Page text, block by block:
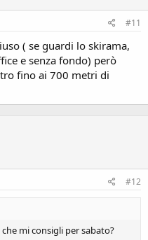
#11
( se guardi lo skirama,
e senza fondo) però
fino ai 700 metri di
#12
mi consigli per sabato?